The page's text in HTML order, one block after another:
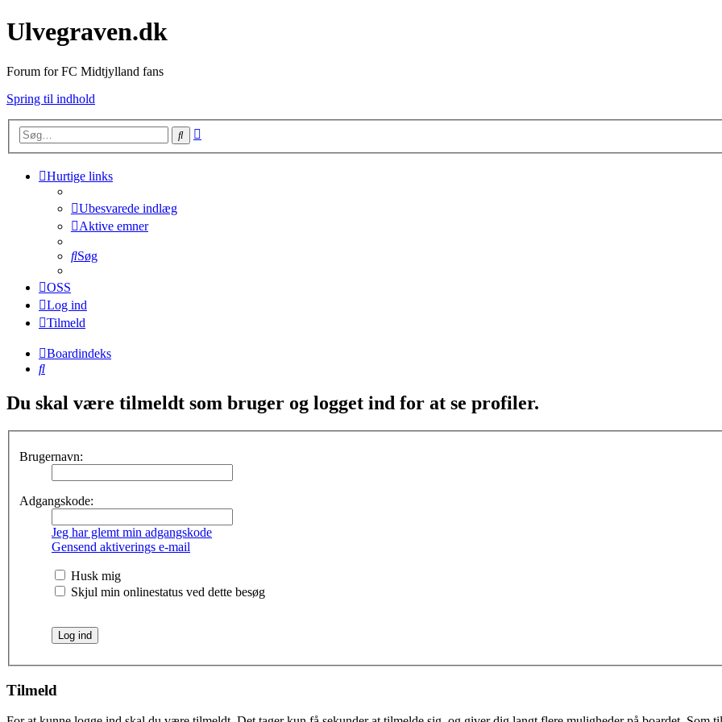
Ulvegraven.dk
Forum for FC Midtjylland fans
Spring til indhold
Søg
Hurtige links
Ubesvarede indlæg
Aktive emner
Søg
OSS
Log ind
Tilmeld
Boardindeks
Søg
Du skal være tilmeldt som bruger og logget ind for at se profiler.
Brugernavn:
Adgangskode:
Jeg har glemt min adgangskode
Gensend aktiverings e-mail
Husk mig
Skjul min onlinestatus ved dette besøg
Tilmeld